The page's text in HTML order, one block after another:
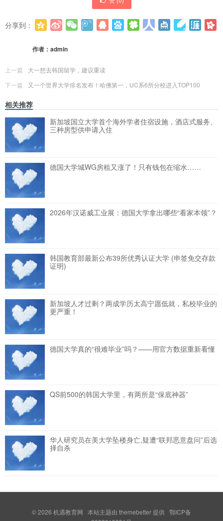
分享到：
作者： admin
上一篇
大一想去韩国留学，建议重读
下一篇
又一个世界大学排名发布！哈佛第一，UC系6所分校进入TOP100
相关推荐
新加坡国立大学首个海外学者住宿设施，酒店式服务、
三种房型供申请入住
德国大学城WG房租又涨了！只有钱包在缩水……
2026年汉诺威工业展：德国大学拿出哪些“看家本领”？
韩国教育部最新公布39所优秀认证大学 (申签免交存款
证明)
新加坡人才过剩？两成学历太高宁愿低就，私校毕业的
更严重！
德国大学真的“很难毕业”吗？——用官方数据重新看懂
QS前500的韩国大学里，有两所是“保底神器”
华人研究员在美大学坠楼身亡,疑遭“联邦恶意盘问”后选
择自杀
© 2026 机遇教育网 本站主题由 themebetter提供 鄂ICP备